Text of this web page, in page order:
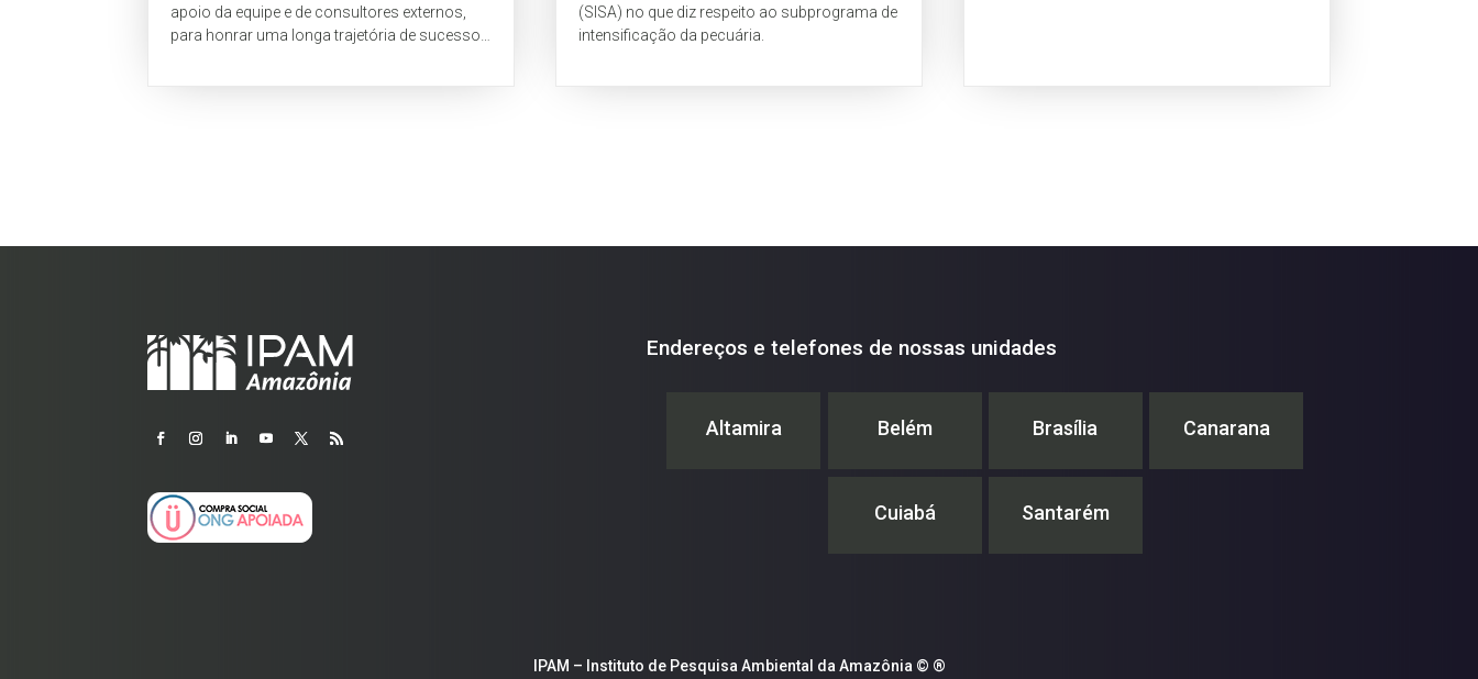
apoio da equipe e de consultores externos,
para honrar uma longa trajetória de sucesso
(SISA) no que diz respeito ao subprograma de
intensificação da pecuária.
Endereços e telefones de nossas unidades
Altamira Belém Brasília Canarana
Cuiabá Santarém
IPAM – Instituto de Pesquisa Ambiental da Amazônia © ®